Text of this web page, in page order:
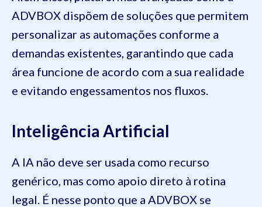
ADVBOX dispõem de soluções que permitem
personalizar as automações conforme a
demandas existentes, garantindo que cada
área funcione de acordo com a sua realidade
e evitando engessamentos nos fluxos.
Inteligência Artificial
A IA não deve ser usada como recurso
genérico, mas como apoio direto à rotina
legal. É nesse ponto que a ADVBOX se